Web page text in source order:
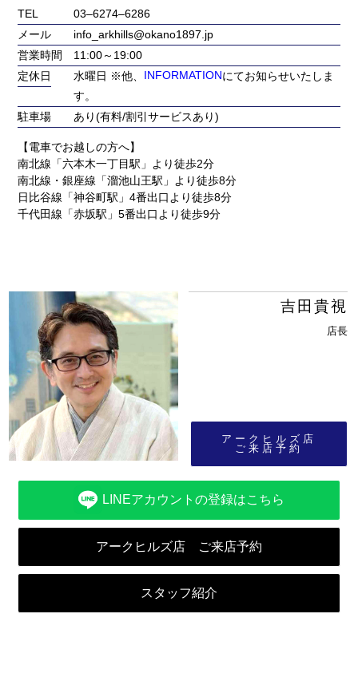
TEL
03‒6274‒6286
メール
info_arkhills@okano1897.jp
営業時間
11:00～19:00
定休日
水曜日 ※他、 INFORMATIONにてお知らせいたしま
す。
駐車場
あり(有料/割引サービスあり)
【電車でお越しの方へ】
南北線「六本木一丁目駅」より徒歩2分
南北線・銀座線「溜池山王駅」より徒歩8分
日比谷線「神谷町駅」4番出口より徒歩8分
千代田線「赤坂駅」5番出口より徒歩9分
吉田貴視
店長
アークヒルズ店
ご来店予約
LINEアカウントの登録はこちら
アークヒルズ店 ご来店予約
スタッフ紹介